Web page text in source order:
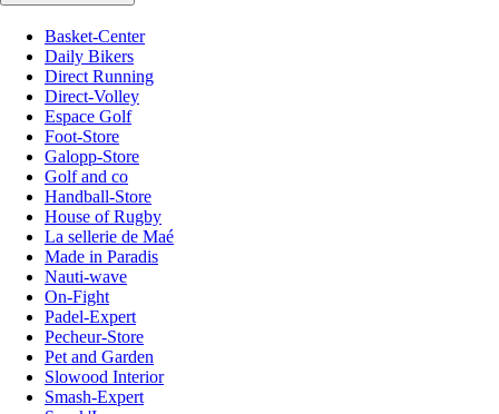
Basket-Center
Daily Bikers
Direct Running
Direct-Volley
Espace Golf
Foot-Store
Galopp-Store
Golf and co
Handball-Store
House of Rugby
La sellerie de Maé
Made in Paradis
Nauti-wave
On-Fight
Padel-Expert
Pecheur-Store
Pet and Garden
Slowood Interior
Smash-Expert